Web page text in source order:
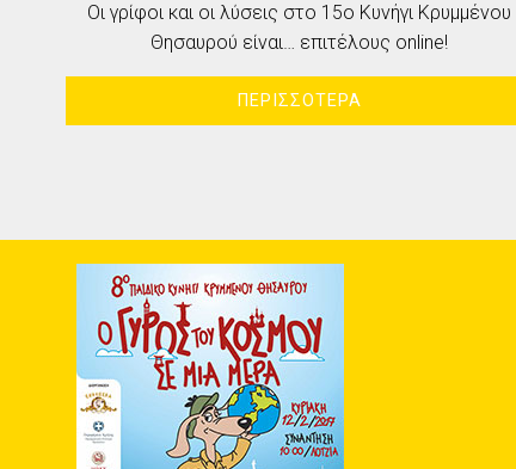
Οι γρίφοι και οι λύσεις στο 15ο Κυνήγι Κρυμμένου
Θησαυρού είναι… επιτέλους online!
ΠΕΡΙΣΣΟΤΕΡΑ